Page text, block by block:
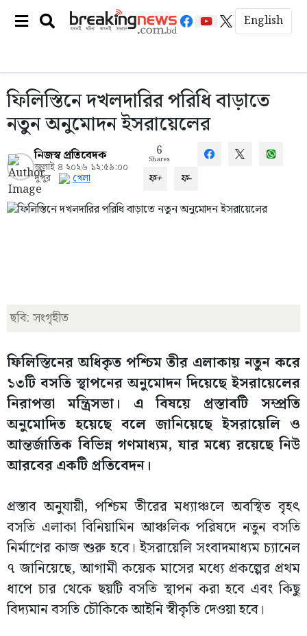
English
ফিলিস্তিনে দখলদারির পরিধি বাড়াতে
নতুন অনুমোদন ইসরায়েলের
নিজস্ব প্রতিবেদক
জুলাই ৪ ২০২৬ ১২:৫৯:০০
দুপুর খেলা
6
Shares
ফ+ ফ-
ছবি: সংগৃহীত
ফিলিস্তিনের অধিকৃত পশ্চিম তীর এলাকায় নতুন করে
১৩টি বসতি স্থাপনের অনুমোদন দিয়েছে ইসরায়েলের
নিরাপত্তা মন্ত্রিসভা। এ বিষয়ে প্রস্তাবটি সম্প্রতি
অনুমোদিত হয়েছে বলে জানিয়েছে ইসরায়েলি ও
আন্তর্জাতিক বিভিন্ন গণমাধ্যম, যার মধ্যে রয়েছে নিউ
আরবের একটি প্রতিবেদন।
প্রস্তাব অনুযায়ী, পশ্চিম তীরের মধ্যাঞ্চলে অবস্থিত বৃহৎ
বসতি এলাকা বিনিয়ামিন আঞ্চলিক পরিষদে নতুন বসতি
নির্মাণের কাজ শুরু হবে। ইসরায়েলি সংবাদমাধ্যম চ্যানেল
৭ জানিয়েছে, আগামী কয়েক মাসের মধ্যে প্রকল্পের প্রথম
ধাপে চার থেকে ছয়টি বসতি স্থাপন করা হবে এবং কিছু
বিদ্যমান বসতি চৌকিকে আইনি স্বীকৃতি দেওয়া হবে।